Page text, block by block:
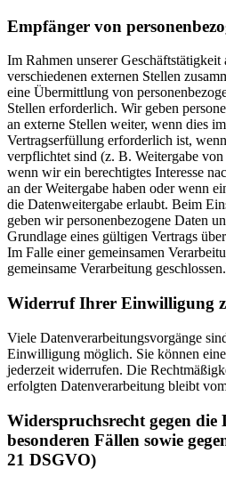
Empfänger von
Im Rahmen unserer
verschiedenen externen Stellen
eine Übermittlung von
Stellen erforderlich. Wir geben
an externe Stellen weiter, wenn dies
Vertragserfüllung erforderlich ist,
verpflichtet sind (z. B. Weitergabe von
wenn wir ein berechtigtes Interesse
an der Weitergabe haben oder wenn
die Datenweitergabe erlaubt. Beim
geben wir personenbezogene Daten
Grundlage eines gültigen Vertrags
Im Falle einer gemeinsamen
gemeinsame Verarbeitung geschlossen.
Widerruf Ihrer Einwilligung
Viele Datenverarbeitungsvorgänge
Einwilligung möglich. Sie können
jederzeit widerrufen. Die
erfolgten Datenverarbeitung bleibt
Widerspruchsrecht gegen die
besonderen Fällen sowie
21 DSGVO)